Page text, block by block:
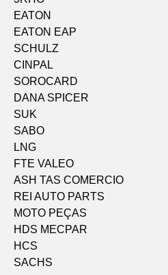
EATON
EATON EAP
SCHULZ
CINPAL
SOROCARD
DANA SPICER
SUK
SABO
LNG
FTE VALEO
ASH TAS COMERCIO
REI AUTO PARTS
MOTO PEÇAS
HDS MECPAR
HCS
SACHS